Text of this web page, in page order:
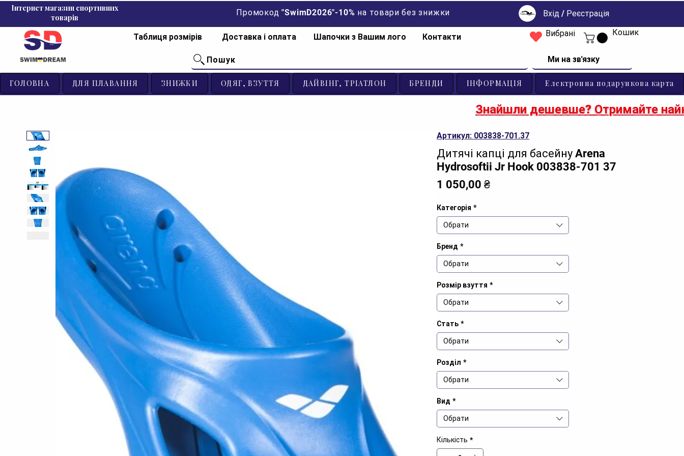
Інтернет магазин спортивних
товарів
Промокод "SwimD2026"-10% на товари без знижки Вхід / Реєстрація
Таблиця розмірів Доставка і оплата Шапочки з Вашим лого Контакти Вибрані Кошик
Пошук Ми на зв'язку
ГОЛОВНА ДЛЯ ПЛАВАННЯ ЗНИЖКИ ОДЯГ, ВЗУТТЯ ДАЙВІНГ, ТРІАТЛОН БРЕНДИ ІНФОРМАЦІЯ Електронна подарункова карта
Артикул: 003838-701.37
Дитячі капці для басейну Arena
Hydrosoftii Jr Hook 003838-701 37
1 050,00 ₴Ціна
Категорія *
Обрати
Бренд *
Обрати
Розмір взуття *
Обрати
Стать *
Обрати
Розділ *
Обрати
Вид *
Обрати
Кількість *
Знайшли дешевше? Отримайте